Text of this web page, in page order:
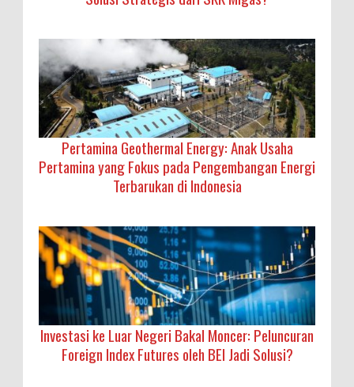
Pertamina Geothermal Energy: Anak Usaha
Pertamina yang Fokus pada Pengembangan Energi
Terbarukan di Indonesia
Investasi ke Luar Negeri Bakal Moncer: Peluncuran
Foreign Index Futures oleh BEI Jadi Solusi?